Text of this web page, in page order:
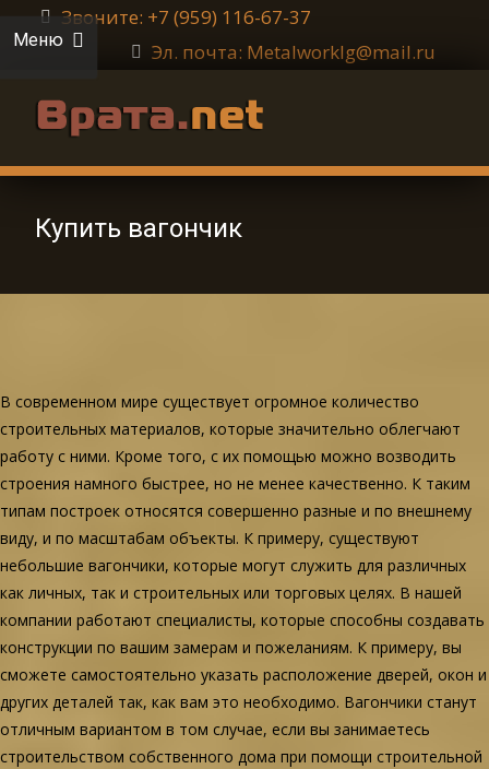
Звоните: +7 (959) 116-67-37
Эл. почта: Metalworklg@mail.ru
Меню
Купить вагончик
В современном мире существует огромное количество
строительных материалов, которые значительно облегчают
работу с ними. Кроме того, с их помощью можно возводить
строения намного быстрее, но не менее качественно. К таким
типам построек относятся совершенно разные и по внешнему
виду, и по масштабам объекты. К примеру, существуют
небольшие вагончики, которые могут служить для различных
как личных, так и строительных или торговых целях. В нашей
компании работают специалисты, которые способны создавать
конструкции по вашим замерам и пожеланиям. К примеру, вы
сможете самостоятельно указать расположение дверей, окон и
других деталей так, как вам это необходимо. Вагончики станут
отличным вариантом в том случае, если вы занимаетесь
строительством собственного дома при помощи строительной